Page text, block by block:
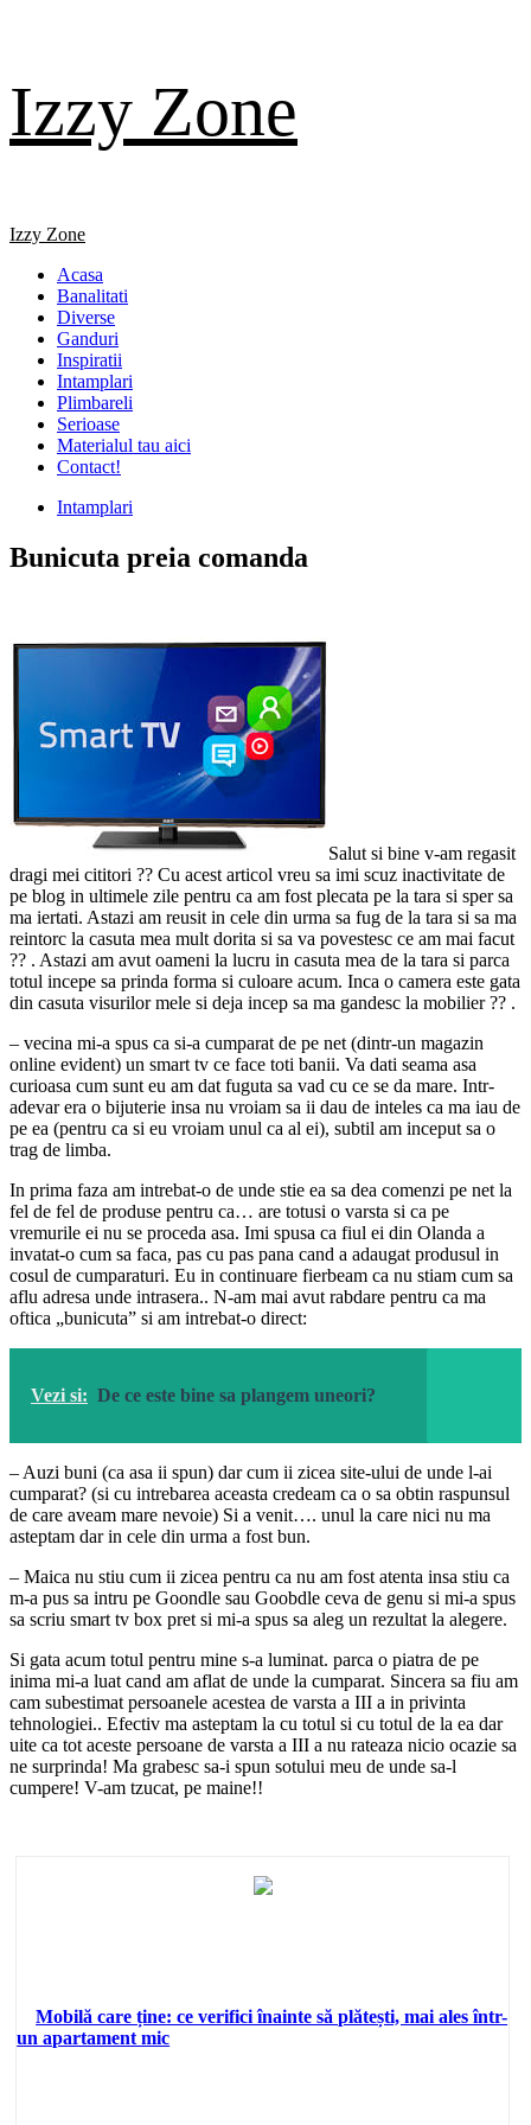
content
Izzy Zone
Primary
Izzy Zone
Acasa
Banalitati
Diverse
Ganduri
Inspiratii
Intamplari
Plimbareli
Serioase
Materialul tau aici
Contact!
Intamplari
Bunicuta preia comanda
Salut si bine v-am regasit
dragi mei cititori ?? Cu acest articol vreu sa imi scuz inactivitate de
pe blog in ultimele zile pentru ca am fost plecata pe la tara si sper sa
ma iertati. Astazi am reusit in cele din urma sa fug de la tara si sa ma
reintorc la casuta mea mult dorita si sa va povestesc ce am mai facut
?? . Astazi am avut oameni la lucru in casuta mea de la tara si parca
totul incepe sa prinda forma si culoare acum. Inca o camera este gata
din casuta visurilor mele si deja incep sa ma gandesc la mobilier ?? .
– vecina mi-a spus ca si-a cumparat de pe net (dintr-un magazin
online evident) un smart tv ce face toti banii. Va dati seama asa
curioasa cum sunt eu am dat fuguta sa vad cu ce se da mare. Intr-
adevar era o bijuterie insa nu vroiam sa ii dau de inteles ca ma iau de
pe ea (pentru ca si eu vroiam unul ca al ei), subtil am inceput sa o
trag de limba.
In prima faza am intrebat-o de unde stie ea sa dea comenzi pe net la
fel de fel de produse pentru ca… are totusi o varsta si ca pe
vremurile ei nu se proceda asa. Imi spusa ca fiul ei din Olanda a
invatat-o cum sa faca, pas cu pas pana cand a adaugat produsul in
cosul de cumparaturi. Eu in continuare fierbeam ca nu stiam cum sa
aflu adresa unde intrasera.. N-am mai avut rabdare pentru ca ma
oftica „bunicuta” si am intrebat-o direct:
Vezi si: De ce este bine sa plangem uneori?
– Auzi buni (ca asa ii spun) dar cum ii zicea site-ului de unde l-ai
cumparat? (si cu intrebarea aceasta credeam ca o sa obtin raspunsul
de care aveam mare nevoie) Si a venit…. unul la care nici nu ma
asteptam dar in cele din urma a fost bun.
– Maica nu stiu cum ii zicea pentru ca nu am fost atenta insa stiu ca
m-a pus sa intru pe Goondle sau Goobdle ceva de genu si mi-a spus
sa scriu smart tv box pret si mi-a spus sa aleg un rezultat la alegere.
Si gata acum totul pentru mine s-a luminat. parca o piatra de pe
inima mi-a luat cand am aflat de unde la cumparat. Sincera sa fiu am
cam subestimat persoanele acestea de varsta a III a in privinta
tehnologiei.. Efectiv ma asteptam la cu totul si cu totul de la ea dar
uite ca tot aceste persoane de varsta a III a nu rateaza nicio ocazie sa
ne surprinda! Ma grabesc sa-i spun sotului meu de unde sa-l
cumpere! V-am tzucat, pe maine!!
Mobilă care ține: ce verifici înainte să plătești, mai ales într-
un apartament mic